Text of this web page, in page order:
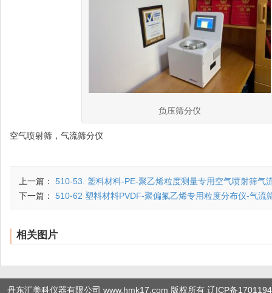
负压筛分仪
空气喷射筛，气流筛分仪
上一篇： 510-53. 塑料材料-PE-聚乙烯粒度测量专用空气喷射筛气
下一篇： 510-62 塑料材料PVDF-聚偏氟乙烯专用粒度分布仪-气流
相关图片
丹东汇美科仪器有限公司 www.hmk17.com 版权所有 辽ICP备